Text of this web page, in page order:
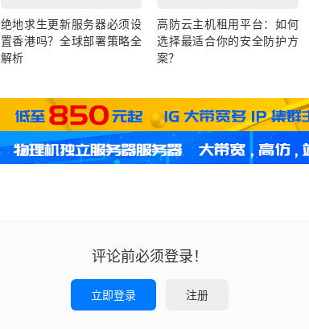
绝地求生更新服务器必须设
置香港吗？全球部署策略全
解析
高防云主机租用平台：如何
选择最适合你的安全防护方
案？
评论前必须登录！
立即登录 注册